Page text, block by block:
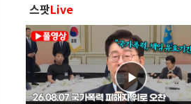
스팟Live